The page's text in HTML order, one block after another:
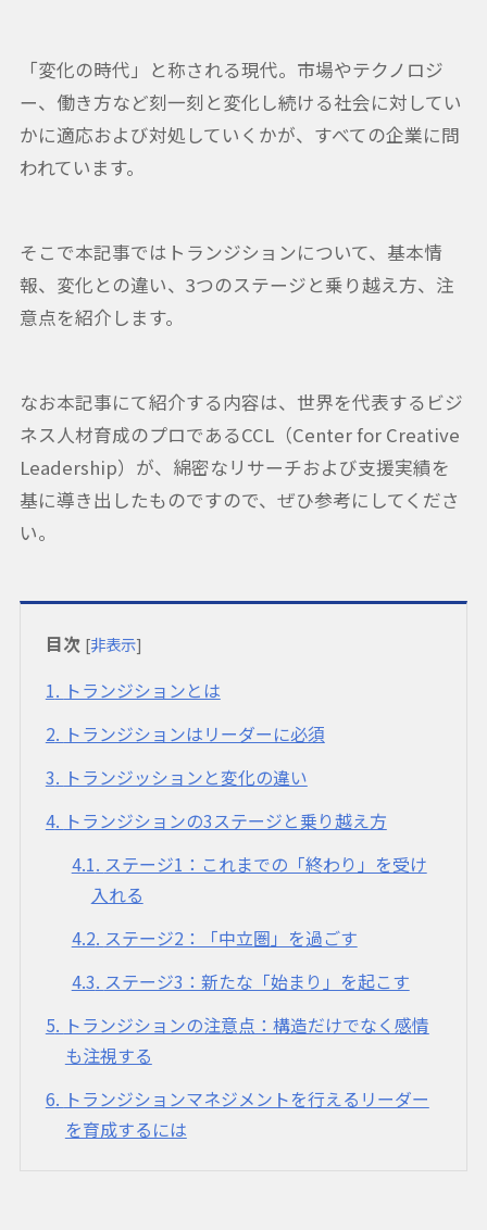
「変化の時代」と称される現代。市場やテクノロジ
ー、働き方など刻一刻と変化し続ける社会に対してい
かに適応および対処していくかが、すべての企業に問
われています。
そこで本記事ではトランジションについて、基本情
報、変化との違い、3つのステージと乗り越え方、注
意点を紹介します。
なお本記事にて紹介する内容は、世界を代表するビジ
ネス人材育成のプロであるCCL（Center for Creative
Leadership）が、綿密なリサーチおよび支援実績を
基に導き出したものですので、ぜひ参考にしてくださ
い。
目次 [非表示]
1
トランジションとは
2 トランジションはリーダーに必須
3
トランジッションと変化の違い
4 トランジションの3ステージと乗り越え方
4.1 ステージ1：これまでの「終わり」を受け
入れる
4.2 ステージ2：「中立圏」を過ごす
4.3 ステージ3：新たな「始まり」を起こす
5
トランジションの注意点：構造だけでなく感情
も注視する
6
トランジションマネジメントを行えるリーダー
を育成するには